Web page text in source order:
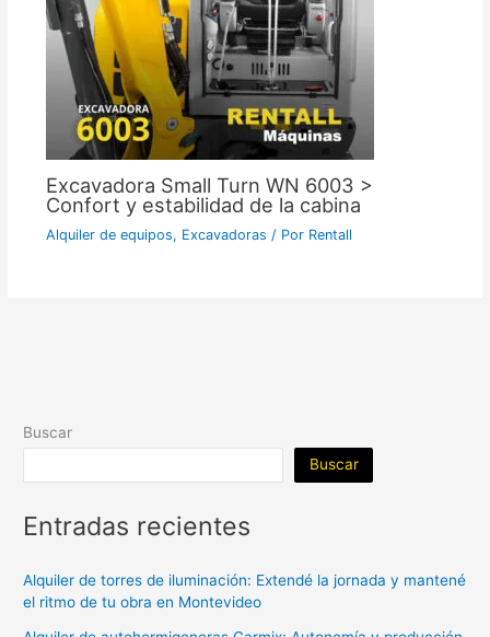
Excavadora Small Turn WN 6003 >
Confort y estabilidad de la cabina
Alquiler de equipos, Excavadoras / Por Rentall
Buscar
Buscar
Entradas recientes
Alquiler de torres de iluminación: Extendé la jornada y mantené
el ritmo de tu obra en Montevideo